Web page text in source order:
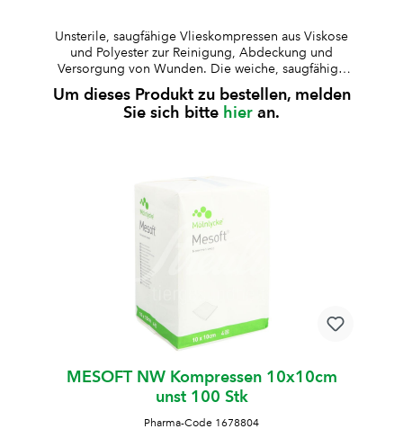
Unsterile, saugfähige Vlieskompressen aus Viskose
und Polyester zur Reinigung, Abdeckung und
Versorgung von Wunden. Die weiche, saugfähige
Struktur ermöglicht eine zuverlässige Aufnahme von
Flüssigkeiten. unsteril4-fach gelegtsterilisierbaraus
50 % Viskose und 50 % Polyesterweich und
Reinigen empfindlicher Bereiche, z. B. Ohren oder
Um dieses Produkt zu bestellen, melden
Sie sich bitte hier an.
MESOFT NW Kompressen 10x10cm
unst 100 Stk
Pharma-Code 1678804